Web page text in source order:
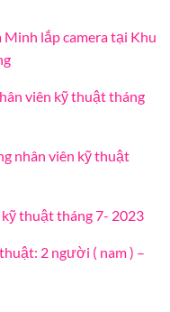
Minh lắp camera tại Khu
viên kỹ thuật tháng
nhân viên kỹ thuật
thuật tháng 7- 2023
2 người ( nam ) –